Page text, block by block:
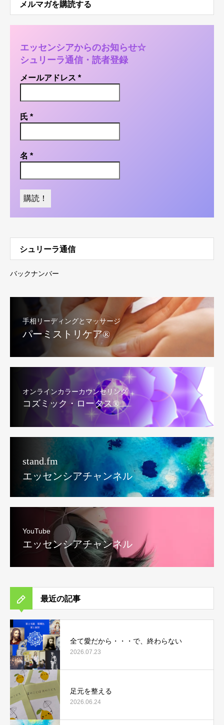
メルマガを購読する
エッセンシアからのお知らせ☆
シュリーラ通信・読者登録
メールアドレス *
氏 *
名 *
シュリーラ通信
バックナンバー
手相リーディングとマッサージ
パーミストリケア®︎
オンラインカラーカウンセリング
コズミック・ロータス®︎
stand.fm
エッセンシアチャンネル
YouTube
エッセンシアチャンネル
最近の記事
全て愛だから・・・で、終わらない
2026.07.23
足元を整える
2026.06.24